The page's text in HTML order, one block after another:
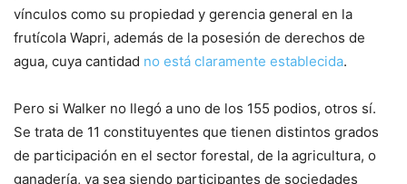
vínculos como su propiedad y gerencia general en la
frutícola Wapri, además de la posesión de derechos de
agua, cuya cantidad no está claramente establecida.
Pero si Walker no llegó a uno de los 155 podios, otros sí.
Se trata de 11 constituyentes que tienen distintos grados
de participación en el sector forestal, de la agricultura, o
ganadería, ya sea siendo participantes de sociedades